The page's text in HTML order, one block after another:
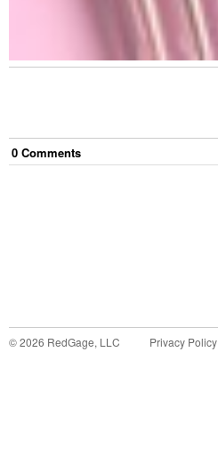
0 Comments
©2026 RedGage, LLC Privacy Policy